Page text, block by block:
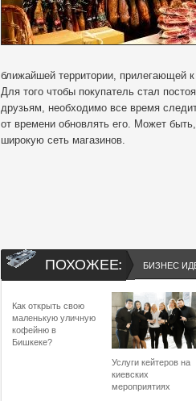
ближайшей территории, прилегающей
Для того чтобы покупатель стал
друзьям, необходимо все время
от времени обновлять его. Может
широкую сеть магазинов.
ПОХОЖЕЕ: БИЗНЕС
Как открыть свою
маленькую уличную
кофейню в
Бишкеке?
Услуги кейтеров на
киевских
мероприятиях